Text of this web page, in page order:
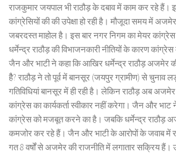
राजकुमार जयपाल भी राठौड़ के दबाव में काम कर रहे हैं।
कांग्रेसियों की की उपेक्षा हो रही है। मौजूदा समय में
जबरदस्त माहोल है। इस बार नगर निगम का मेयर
धर्मेन्द्र राठौड़ की विभाजनकारी नीतियों के कारण कांग्रेस
जैन और भाटी ने कहा कि आखिर धर्मेन्द्र राठौड़ अजमेर
हैै? राठौड़ ने तो पूर्व में बानसूर (जयपुर ग्रामीण) से चुनाव
गतिविधियां बानसूर में ही रही है। लेकिन राठौड़ अब
कांग्रेस का कार्यकर्ता स्वीकार नहीं करेगा। जैन और भाट
कांग्रेस को मजबूत करने का है। जबकि धर्मेन्द्र राठौड़
कमजोर कर रहे हैं। जैन और भाटी के आरोपों के जवाब में
गत 8 वर्षों से अजमेर की राजनीति में लगातार सक्रिय